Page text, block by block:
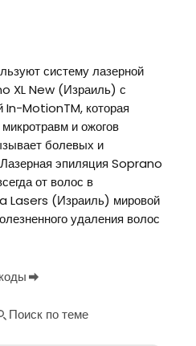
систему лазерной
XL New (Израиль) с
In-MotionTM, которая
микротравм и ожогов
болевых и
эпиляция Soprano
от волос в
Lasers (Израиль) мировой
удаления волос
Поиск по теме